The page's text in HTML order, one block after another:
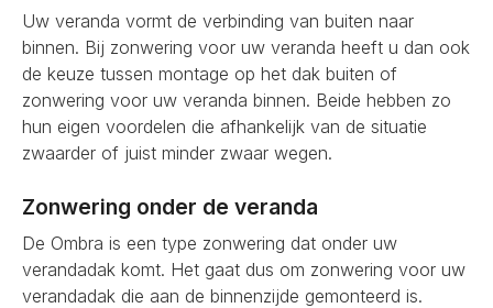
Uw veranda vormt de verbinding van buiten naar
binnen. Bij zonwering voor uw veranda heeft u dan ook
de keuze tussen montage op het dak buiten of
zonwering voor uw veranda binnen. Beide hebben zo
hun eigen voordelen die afhankelijk van de situatie
zwaarder of juist minder zwaar wegen.
Zonwering onder de veranda
De Ombra is een type zonwering dat onder uw
verandadak komt. Het gaat dus om zonwering voor uw
verandadak die aan de binnenzijde gemonteerd is.